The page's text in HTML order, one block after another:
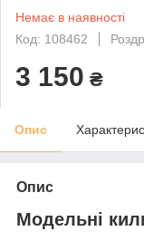
Немає в наявності
Код: 108462
3 150 ₴
Опис
Опис
Модельні